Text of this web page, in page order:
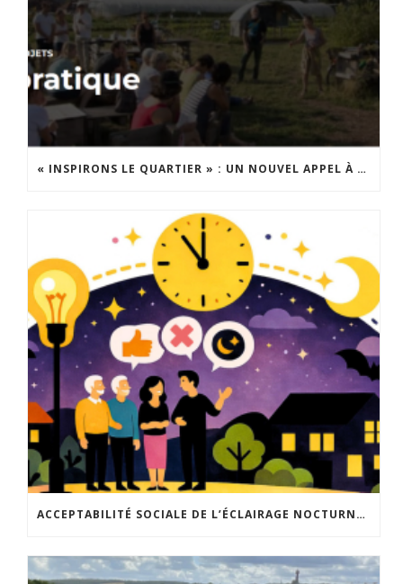
« INSPIRONS LE QUARTIER » : UN NOUVEL APPEL À PROJETS EST LANCÉ !
ACCEPTABILITÉ SOCIALE DE L’ÉCLAIRAGE NOCTURNE : LE REPLAY EST DISPONIBLE